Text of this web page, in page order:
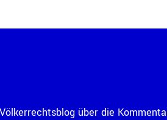
über die